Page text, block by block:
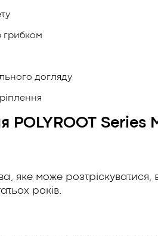
грибком
догляду
POLYROOT Series
яке може розтріскуватися,
років.